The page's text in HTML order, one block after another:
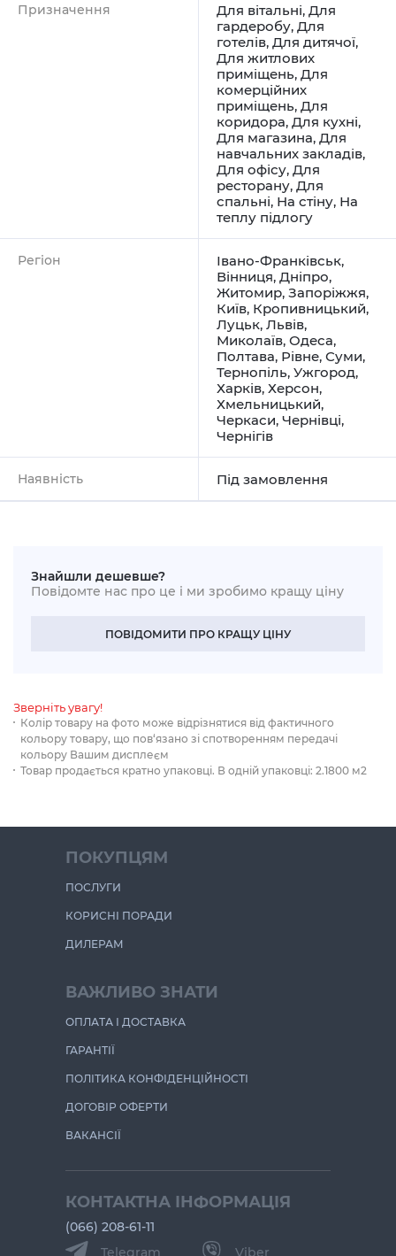
Призначення Для вітальні, Для
гардеробу, Для
готелів, Для дитячої,
Для житлових
приміщень, Для
комерційних
приміщень, Для
коридора, Для кухні,
Для магазина, Для
навчальних закладів,
Для офісу, Для
ресторану, Для
спальні, На стіну, На
теплу підлогу
Регіон Івано-Франківськ,
Вінниця, Дніпро,
Житомир, Запоріжжя,
Київ, Кропивницький,
Луцьк, Львів,
Миколаїв, Одеса,
Полтава, Рівне, Суми,
Тернопіль, Ужгород,
Харків, Херсон,
Хмельницький,
Черкаси, Чернівці,
Чернігів
Наявність Під замовлення
Знайшли дешевше?
Повідомте нас про це і ми зробимо кращу ціну
ПОВІДОМИТИ ПРО КРАЩУ ЦІНУ
Зверніть увагу!
Колір товару на фото може відрізнятися від фактичного
кольору товару, що пов‘язано зі спотворенням передачі
кольору Вашим дисплеєм
Товар продається кратно упаковці. В одній упаковці: 2.1800 м2
ПОКУПЦЯМ
ПОСЛУГИ
КОРИСНІ ПОРАДИ
ДИЛЕРАМ
ВАЖЛИВО ЗНАТИ
ОПЛАТА І ДОСТАВКА
ГАРАНТІЇ
ПОЛІТИКА КОНФІДЕНЦІЙНОСТІ
ДОГОВІР ОФЕРТИ
ВАКАНСІЇ
КОНТАКТНА ІНФОРМАЦІЯ
(066) 208-61-11
Telegram
Viber